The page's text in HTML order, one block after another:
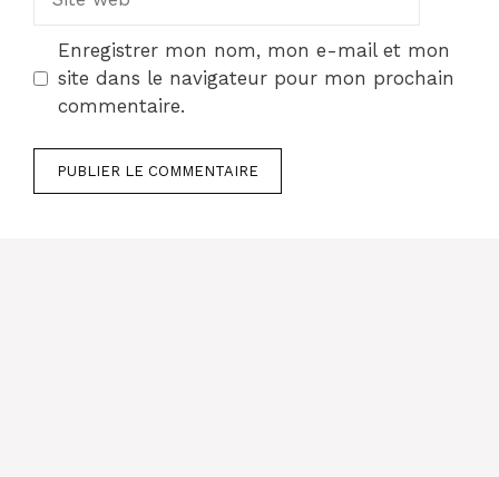
web
Enregistrer mon nom, mon e-mail et mon
site dans le navigateur pour mon prochain
commentaire.